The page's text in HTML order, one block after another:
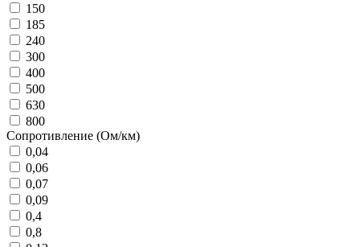
150
185
240
300
400
500
630
800
Сопротивление (Ом/км)
0,04
0,06
0,07
0,09
0,4
0,8